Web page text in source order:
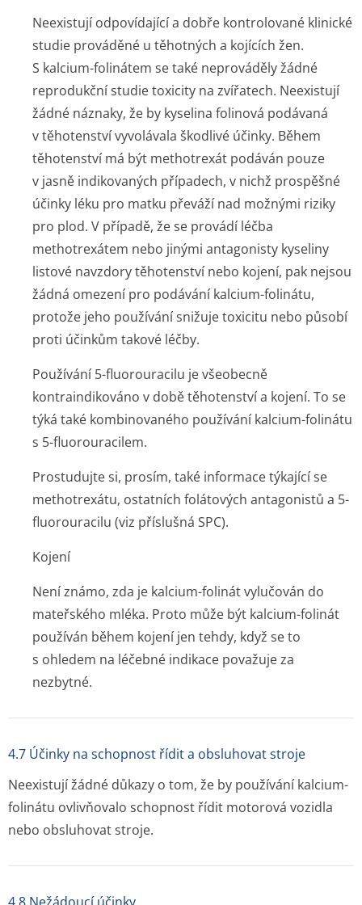
Neexistují odpovídající a dobře kontrolované klinické
studie prováděné u těhotných a kojících žen.
S kalcium-folinátem se také neprováděly žádné
reprodukční studie toxicity na zvířatech. Neexistují
žádné náznaky, že by kyselina folinová podávaná
v těhotenství vyvolávala škodlivé účinky. Během
těhotenství má být methotrexát podáván pouze
v jasně indikovaných případech, v nichž prospěšné
účinky léku pro matku převáží nad možnými riziky
pro plod. V případě, že se provádí léčba
methotrexátem nebo jinými antagonisty kyseliny
listové navzdory těhotenství nebo kojení, pak nejsou
žádná omezení pro podávání kalcium-folinátu,
protože jeho používání snižuje toxicitu nebo působí
proti účinkům takové léčby.
Používání 5-fluorouracilu je všeobecně
kontraindikováno v době těhotenství a kojení. To se
týká také kombinovaného používání kalcium-folinátu
s 5-fluorouracilem.
Prostudujte si, prosím, také informace týkající se
methotrexátu, ostatních folátových antagonistů a 5-
fluorouracilu (viz příslušná SPC).
Kojení
Není známo, zda je kalcium-folinát vylučován do
mateřského mléka. Proto může být kalcium-folinát
používán během kojení jen tehdy, když se to
s ohledem na léčebné indikace považuje za
nezbytné.
4.7 Účinky na schopnost řídit a obsluhovat stroje
Neexistují žádné důkazy o tom, že by používání kalcium-
folinátu ovlivňovalo schopnost řídit motorová vozidla
nebo obsluhovat stroje.